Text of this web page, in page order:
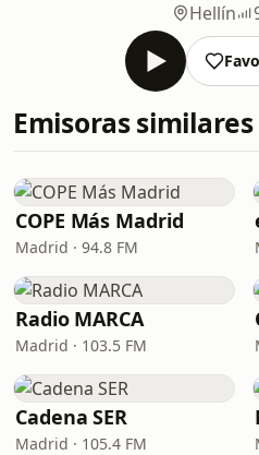
Hellín
Emisoras similares
COPE Más Madrid
Madrid · 94.8 FM
Radio MARCA
Madrid · 103.5 FM
Cadena SER
Madrid · 105.4 FM